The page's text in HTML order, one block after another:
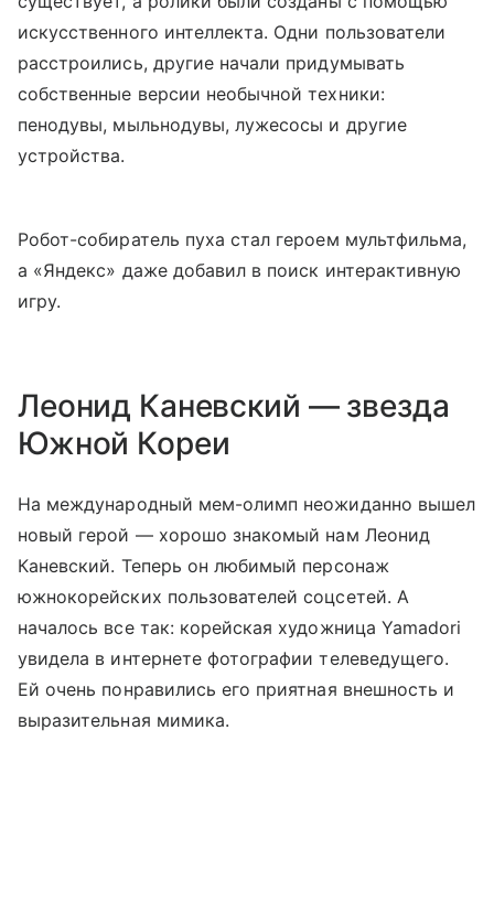
искусственного интеллекта. Одни пользователи
расстроились, другие начали придумывать
собственные версии необычной техники:
пенодувы, мыльнодувы, лужесосы и другие
устройства.
Робот-собиратель пуха стал героем мультфильма,
а «Яндекс» даже добавил в поиск интерактивную
игру.
Леонид Каневский — звезда
Южной Кореи
На международный мем-олимп неожиданно вышел
новый герой — хорошо знакомый нам Леонид
Каневский. Теперь он любимый персонаж
южнокорейских пользователей соцсетей. А
началось все так: корейская художница Yamadori
увидела в интернете фотографии телеведущего.
Ей очень понравились его приятная внешность и
выразительная мимика.